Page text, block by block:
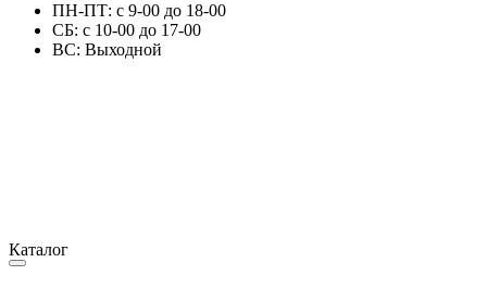
ПН-ПТ: с 9-00 до 18-00
СБ: с 10-00 до 17-00
ВС: Выходной
Каталог